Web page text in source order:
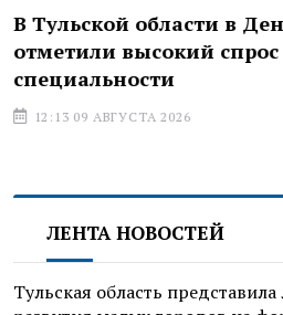
В Тульской области в
отметили высокий
специальности
12:13 09 АВГУСТА 2026
ЛЕНТА НОВОСТЕЙ
Тульская область